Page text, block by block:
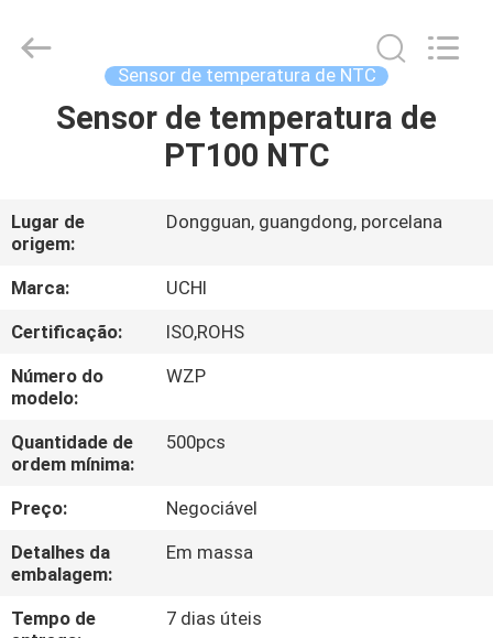
CASA
MOSTRA
DE
VR
SOBRE
NÓS
EXCURSÃO
DA
FÁBRICA
Electronics
Co.,Ltd.
Sensor de temperatura de NTC
Sensor de temperatura de
PT100 NTC
Lugar de
origem:
Dongguan, guangdong, porcelana
Marca:
UCHI
Certificação:
ISO,ROHS
Número do
modelo:
WZP
Quantidade de
ordem mínima:
500pcs
Preço:
Negociável
Detalhes da
embalagem:
Em massa
Tempo de
7 dias úteis